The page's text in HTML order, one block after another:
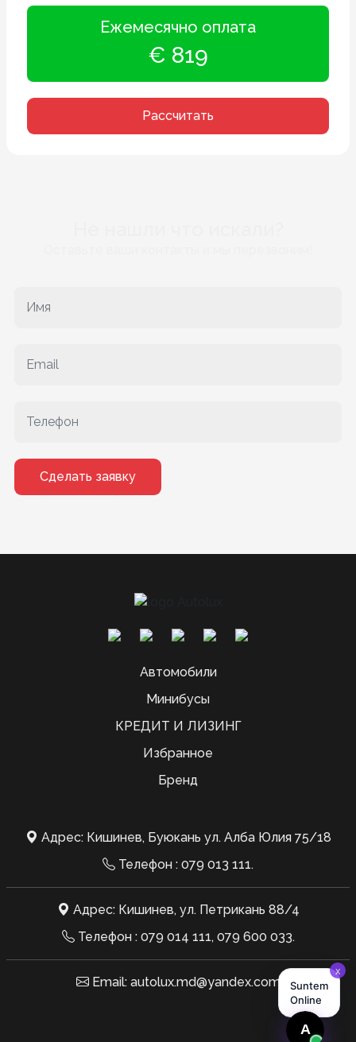
Ежемесячно оплата
€ 819
Рассчитать
Сделать заявку
Автомобили
Минибусы
КРЕДИТ И ЛИЗИНГ
Избранное
Бренд
Адрес: Кишинев, Буюкань ул. Алба Юлия 75/18
Телефон : 079 013 111.
Адрес: Кишинев, ул. Петрикань 88/4
Телефон : 079 014 111, 079 600 033.
Email: autolux.md@yandex.com